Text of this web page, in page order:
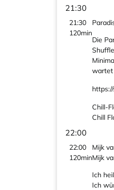
21:30
21:30
120min
Die
wartet
Chill-
Chill
22:00
22:00
120min
Mijk
Mijk
Ich
Ich